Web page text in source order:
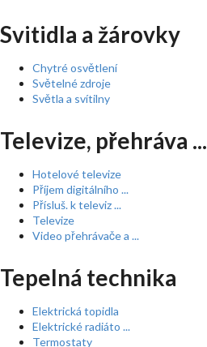
Svitidla a žárovky
Chytré osvětlení
Světelné zdroje
Světla a svítilny
Televize, přehráva ...
Hotelové televize
Příjem digitálního ...
Přísluš. k televiz ...
Televize
Video přehrávače a ...
Tepelná technika
Elektrická topidla
Elektrické radiáto ...
Termostaty